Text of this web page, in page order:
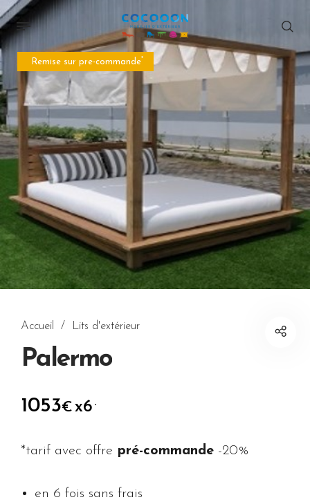
Remise sur pre-commande*
Accueil / Lits d'extérieur
Palermo
1053€x6 .
*tarif avec offre pré-commande -20%
en 6 fois sans frais